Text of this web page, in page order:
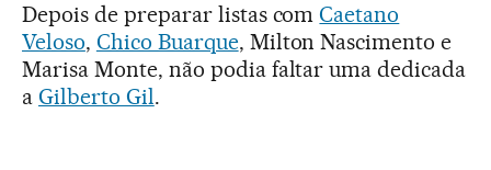
Depois de preparar listas comCaetano
Veloso, Chico Buarque, Milton Nascimento e
Marisa Monte, não podia faltar uma dedicada
a Gilberto Gil.